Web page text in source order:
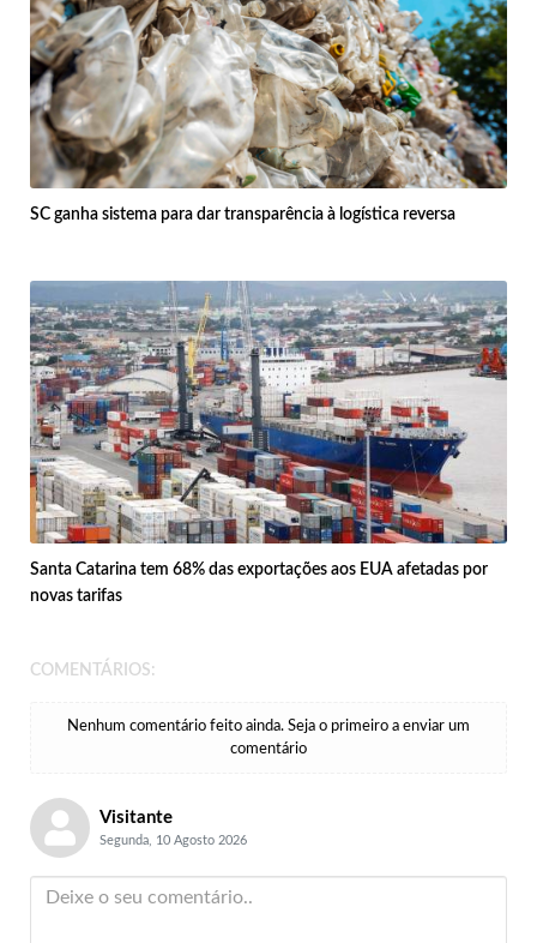
SC ganha sistema para dar transparência à logística reversa
Santa Catarina tem 68% das exportações aos EUA afetadas por
novas tarifas
COMENTÁRIOS:
Nenhum comentário feito ainda. Seja o primeiro a enviar um
comentário
Visitante
Segunda, 10 Agosto 2026